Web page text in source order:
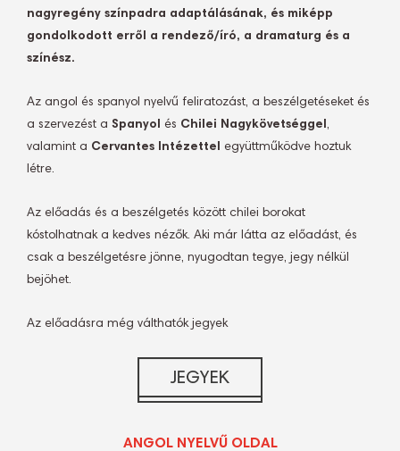
nagyregény színpadra adaptálásának, és miképp
gondolkodott erről a rendező/író, a dramaturg és a
színész.
Az angol és spanyol nyelvű feliratozást, a beszélgetéseket és
a szervezést a Spanyol és Chilei Nagykövetséggel,
valamint a Cervantes Intézettel együttműködve hoztuk
létre.
Az előadás és a beszélgetés között chilei borokat
kóstolhatnak a kedves nézők. Aki már látta az előadást, és
csak a beszélgetésre jönne, nyugodtan tegye, jegy nélkül
bejöhet.
Az előadásra még válthatók jegyek
ANGOL NYELVŰ OLDAL